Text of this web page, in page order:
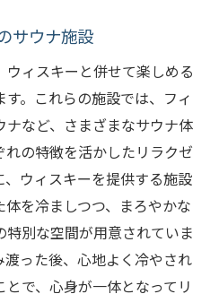
サウナ施設
ィスキーと併せて楽しめる
。これらの施設では、フィ
など、さまざまなサウナ体
の特徴を活かしたリラクゼ
ウィスキーを提供する施設
を冷ましつつ、まろやかな
別な空間が用意されていま
った後、心地よく冷やされ
で、心身が一体となってリ